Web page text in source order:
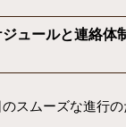
ュールと連絡体
スムーズな進行